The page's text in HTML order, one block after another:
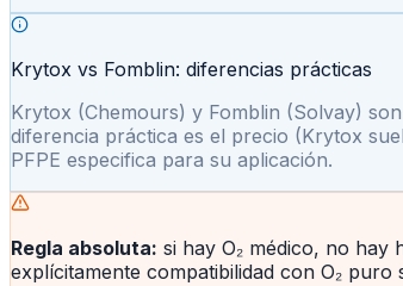
Krytox vs Fomblin: diferencias prácticas
Krytox (Chemours) y Fomblin (Solvay)
diferencia práctica es el precio (Krytox
PFPE especifica para su aplicación.
Regla absoluta: si hay O₂ médico, no hay
explícitamente compatibilidad con O₂ puro